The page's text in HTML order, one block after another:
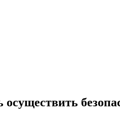
осуществить